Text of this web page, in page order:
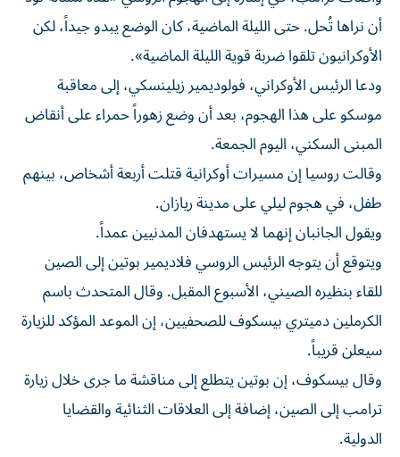
أن نراها تُحل. حتى ​الليلة الماضية، كان الوضع يبدو جيداً، لكن
الأوكرانيون ‌تلقوا ضربة قوية الليلة الماضية».
ودعا الرئيس الأوكراني، فولوديمير زيلينسكي، إلى معاقبة
موسكو على هذا ⁠الهجوم، بعد أن وضع زهوراً حمراء على أنقاض
المبنى السكني، اليوم الجمعة.
وقالت روسيا إن مسيرات ​أوكرانية قتلت ‌أربعة أشخاص، بينهم
طفل، في هجوم ليلي ‌على مدينة ريازان.
ويقول الجانبان إنهما لا يستهدفان المدنيين عمداً.
ويتوقع أن يتوجه الرئيس الروسي ‌فلاديمير بوتين إلى ‌الصين
للقاء بنظيره الصيني، ⁠الأسبوع المقبل. وقال المتحدث باسم
‌الكرملين دميتري بيسكوف للصحفيين، إن الموعد المؤكد للزيارة
سيعلن قريباً.
وقال بيسكوف، إن بوتين ⁠يتطلع إلى مناقشة ما جرى ​خلال زيارة
ترامب إلى الصين، إضافة إلى العلاقات الثنائية والقضايا
الدولية.